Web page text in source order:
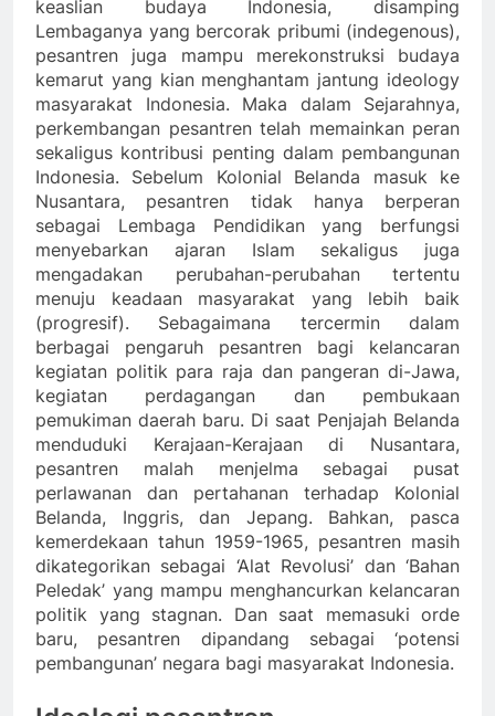
keaslian budaya Indonesia, disamping
Lembaganya yang bercorak pribumi (indegenous),
pesantren juga mampu merekonstruksi budaya
kemarut yang kian menghantam jantung ideology
masyarakat Indonesia. Maka dalam Sejarahnya,
perkembangan pesantren telah memainkan peran
sekaligus kontribusi penting dalam pembangunan
Indonesia. Sebelum Kolonial Belanda masuk ke
Nusantara, pesantren tidak hanya berperan
sebagai Lembaga Pendidikan yang berfungsi
menyebarkan ajaran Islam sekaligus juga
mengadakan perubahan-perubahan tertentu
menuju keadaan masyarakat yang lebih baik
(progresif). Sebagaimana tercermin dalam
berbagai pengaruh pesantren bagi kelancaran
kegiatan politik para raja dan pangeran di-Jawa,
kegiatan perdagangan dan pembukaan
pemukiman daerah baru. Di saat Penjajah Belanda
menduduki Kerajaan-Kerajaan di Nusantara,
pesantren malah menjelma sebagai pusat
perlawanan dan pertahanan terhadap Kolonial
Belanda, Inggris, dan Jepang. Bahkan, pasca
kemerdekaan tahun 1959-1965, pesantren masih
dikategorikan sebagai ‘Alat Revolusi’ dan ‘Bahan
Peledak’ yang mampu menghancurkan kelancaran
politik yang stagnan. Dan saat memasuki orde
baru, pesantren dipandang sebagai ‘potensi
pembangunan’ negara bagi masyarakat Indonesia.